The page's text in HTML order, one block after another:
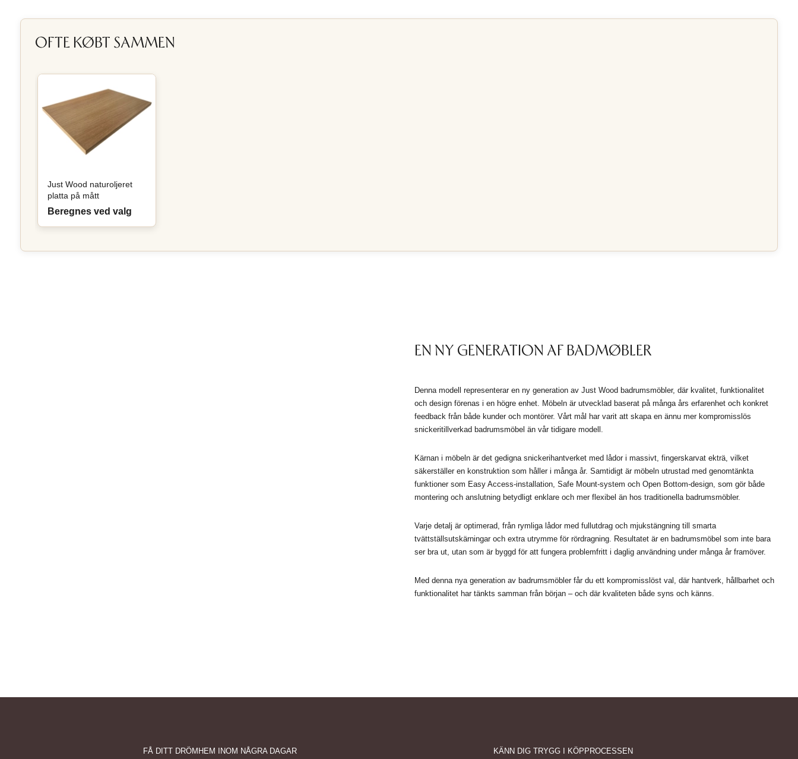
OFTE KØBT SAMMEN
Just Wood naturoljeret
platta på mått
Beregnes ved valg
EN NY GENERATION AF BADMØBLER
Denna modell representerar en ny generation av Just Wood badrumsmöbler, där kvalitet, funktionalitet
och design förenas i en högre enhet. Möbeln är utvecklad baserat på många års erfarenhet och konkret
feedback från både kunder och montörer. Vårt mål har varit att skapa en ännu mer kompromisslös
snickeritillverkad badrumsmöbel än vår tidigare modell.
Kärnan i möbeln är det gedigna snickerihantverket med lådor i massivt, fingerskarvat ekträ, vilket
säkerställer en konstruktion som håller i många år. Samtidigt är möbeln utrustad med genomtänkta
funktioner som Easy Access-installation, Safe Mount-system och Open Bottom-design, som gör både
montering och anslutning betydligt enklare och mer flexibel än hos traditionella badrumsmöbler.
Varje detalj är optimerad, från rymliga lådor med fullutdrag och mjukstängning till smarta
tvättställsutskärningar och extra utrymme för rördragning. Resultatet är en badrumsmöbel som inte bara
ser bra ut, utan som är byggd för att fungera problemfritt i daglig användning under många år framöver.
Med denna nya generation av badrumsmöbler får du ett kompromisslöst val, där hantverk, hållbarhet och
funktionalitet har tänkts samman från början – och där kvaliteten både syns och känns.
FÅ DITT DRÖMHEM INOM NÅGRA DAGAR KÄNN DIG TRYGG I KÖPPROCESSEN